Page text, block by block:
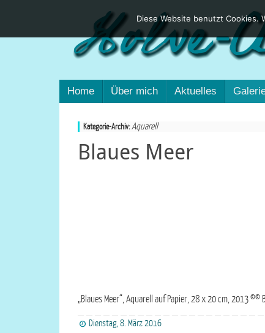
Home Über mich Aktuelles
Kategorie-Archiv:Aquarell
Blaues Meer
„Blaues Meer“, Aquarell auf Papier, 28 x 20 cm, 2013 ©©
Dienstag, 8. März 2016
Diese Website benutzt Cookies.